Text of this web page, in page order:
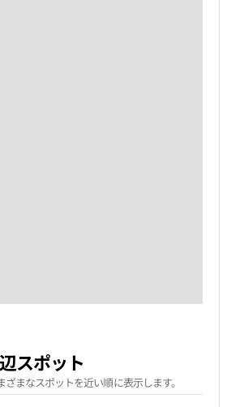
スポット
まなスポットを近い順に表示します。